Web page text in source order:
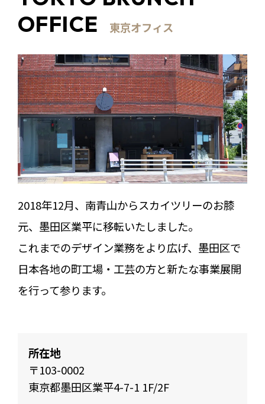
OFFICE
東京オフィス
2018年12月、南青山からスカイツリーのお膝
元、墨田区業平に移転いたしました。
これまでのデザイン業務をより広げ、墨田区で
日本各地の町工場・工芸の方と新たな事業展開
を行って参ります。
所在地
〒103-0002
東京都墨田区業平4-7-1 1F/2F